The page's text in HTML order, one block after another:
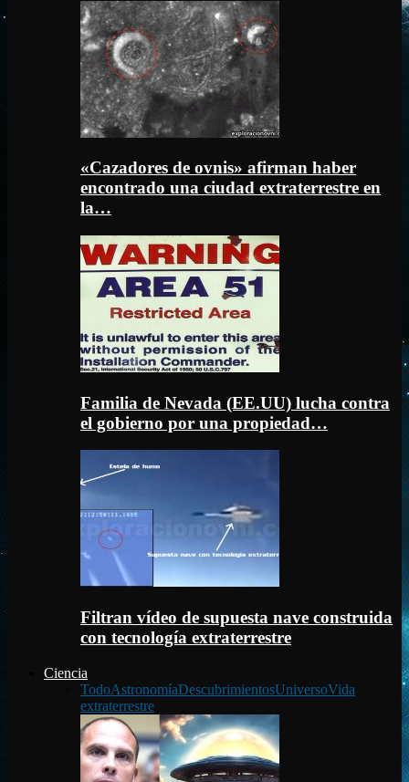
«Cazadores de ovnis» afirman haber
encontrado una ciudad extraterrestre en
la…
Familia de Nevada (EE.UU) lucha contra
el gobierno por una propiedad…
Filtran vídeo de supuesta nave construida
con tecnología extraterrestre
Ciencia
TodoAstronomíaDescubrimientosUniversoVida
extraterrestre